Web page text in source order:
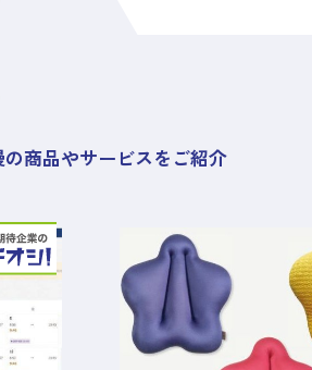
の商品やサービスをご紹介